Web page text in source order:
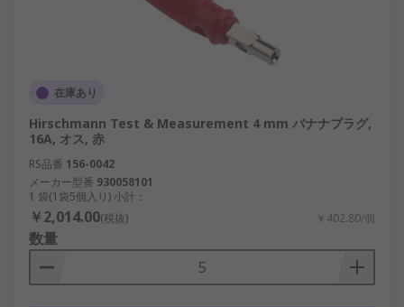
在庫あり
Hirschmann Test & Measurement 4 mm バナナプラグ,
16A, オス, 赤
RS品番 156-0042
メーカー型番 930058101
1 袋(1袋5個入り) 小計：
￥2,014.00(税抜) ￥402.80/個
数量